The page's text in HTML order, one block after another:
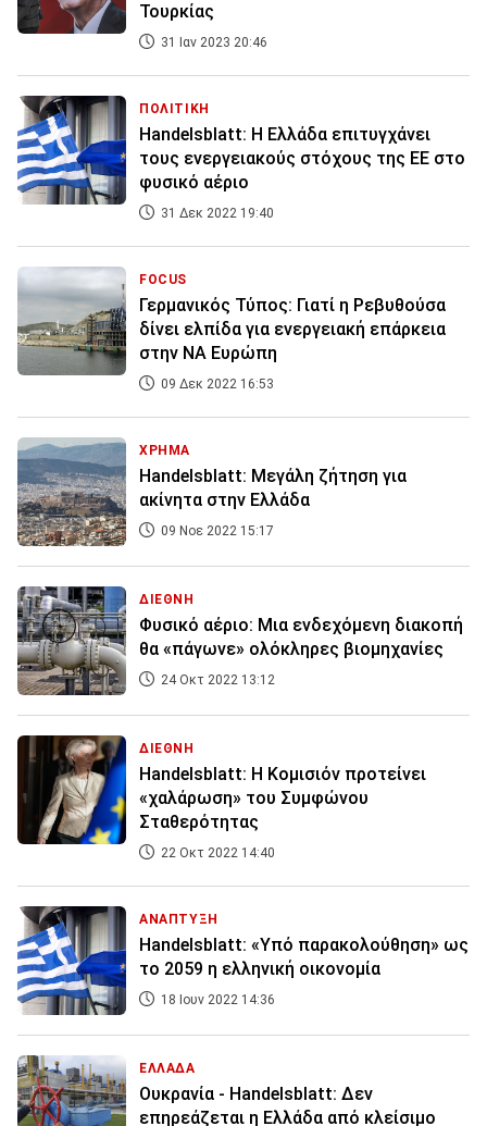
Τουρκίας
31 Ιαν 2023 20:46
ΠΟΛΙΤΙΚΗ
Handelsblatt: Η Ελλάδα επιτυγχάνει
τους ενεργειακούς στόχους της ΕΕ στο
φυσικό αέριο
31 Δεκ 2022 19:40
FOCUS
Γερμανικός Τύπος: Γιατί η Ρεβυθούσα
δίνει ελπίδα για ενεργειακή επάρκεια
στην ΝΑ Ευρώπη
09 Δεκ 2022 16:53
ΧΡΗΜΑ
Handelsblatt: Μεγάλη ζήτηση για
ακίνητα στην Ελλάδα
09 Νοε 2022 15:17
ΔΙΕΘΝΗ
Φυσικό αέριο: Μια ενδεχόμενη διακοπή
θα «πάγωνε» ολόκληρες βιομηχανίες
24 Οκτ 2022 13:12
ΔΙΕΘΝΗ
Handelsblatt: Η Κομισιόν προτείνει
«χαλάρωση» του Συμφώνου
Σταθερότητας
22 Οκτ 2022 14:40
ΑΝΑΠΤΥΞΗ
Handelsblatt: «Υπό παρακολούθηση» ως
το 2059 η ελληνική οικονομία
18 Ιουν 2022 14:36
ΕΛΛΑΔΑ
Ουκρανία - Handelsblatt: Δεν
επηρεάζεται η Ελλάδα από κλείσιμο